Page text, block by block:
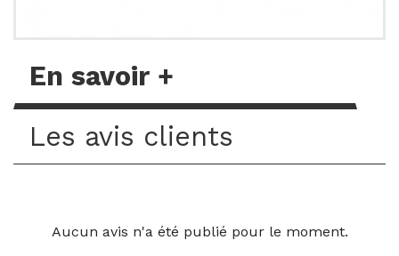
En savoir +
Les avis clients
Aucun avis n'a été publié pour le moment.